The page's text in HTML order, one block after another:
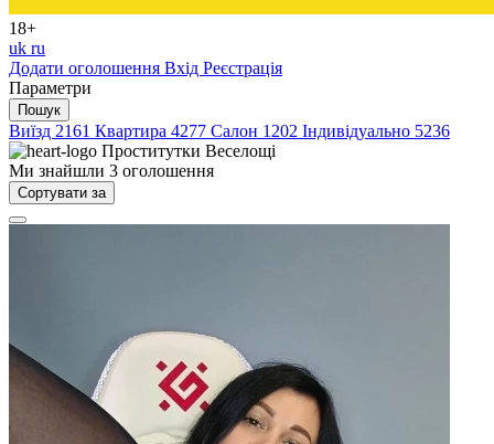
18+
uk ru
Додати оголошення Вхід Реєстрація
Параметри
Пошук
Виїзд 2161 Квартира 4277 Салон 1202 Індивідуально 5236
Проститутки Веселощі
Ми знайшли 3 оголошення
Сортувати за